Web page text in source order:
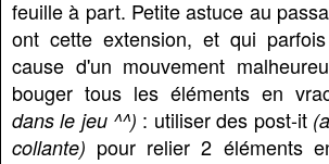
feuille à part. Petite astuce au
ont cette extension, et qui
cause d'un mouvement
bouger tous les éléments en
dans le jeu ^^) : utiliser des post-it
collante) pour relier 2 éléments